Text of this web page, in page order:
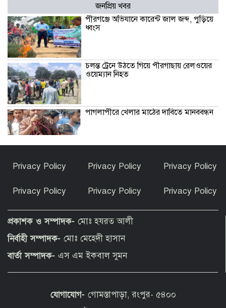
জনপ্রিয় খবর
পীরগঞ্জে অভিযানে কারেন্ট জাল জব্দ, পুড়িয়ে
ধ্বংস
চলন্ত ট্রেনে উঠতে গিয়ে পীরগাছায় রেলওয়ের
ওয়েম্যান নিহত
পাগলাপীরে খেলার মাঠের দাবিতে মানববন্ধন
মাসের কারাদণ্ড
সচিবালয় ঘেরাও করতে গেল ১১ দলীয় ঐক্য,
আটকে দিলো পুলিশ
রাষ্ট্রপতি নির্বাচন ২০ আগস্ট
Privacy Policy Privacy Policy Privacy Policy
Privacy Policy Privacy Policy Privacy Policy
প্রকাশক ও সম্পাদক- মোঃ হযরত আলী
নির্বাহী সম্পাদক- মোঃ মেহেদী হাসান
বার্তা সম্পাদক- এস এম ইকবাল সুমন
যোগাযোগ- গোমস্তাপাড়া, রংপুর- ৫৪০০